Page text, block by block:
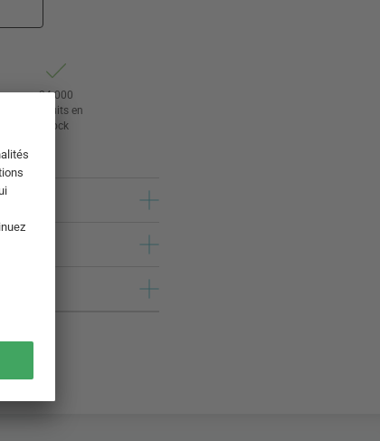
24 000
produits en
stock